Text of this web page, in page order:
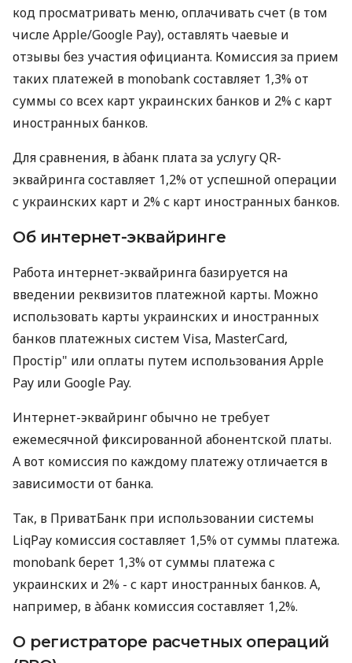
код просматривать меню, оплачивать счет (в том
числе Apple/Google Pay), оставлять чаевые и
отзывы без участия официанта. Комиссия за прием
таких платежей в monobank составляет 1,3% от
суммы со всех карт украинских банков и 2% с карт
иностранных банков.
Для сравнения, в àбанк плата за услугу QR-
эквайринга составляет 1,2% от успешной операции
с украинских карт и 2% с карт иностранных банков.
Об интернет-эквайринге
Работа интернет-эквайринга базируется на
введении реквизитов платежной карты. Можно
использовать карты украинских и иностранных
банков платежных систем Visa, MasterCard,
Простір" или оплаты путем использования Apple
Pay или Google Pay.
Интернет-эквайринг обычно не требует
ежемесячной фиксированной абонентской платы.
А вот комиссия по каждому платежу отличается в
зависимости от банка.
Так, в ПриватБанк при использовании системы
LiqPay комиссия составляет 1,5% от суммы платежа.
monobank берет 1,3% от суммы платежа с
украинских и 2% - с карт иностранных банков. А,
например, в àбанк комиссия составляет 1,2%.
О регистраторе расчетных операций